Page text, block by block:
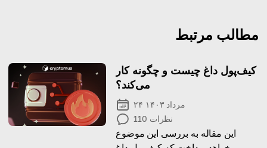
مطالب مرتبط
کیف‌پول داغ چیست و چگونه کار
می‌کند؟
۲۴ مرداد ۱۴۰۳
110 نظرات
این مقاله به بررسی این موضوع